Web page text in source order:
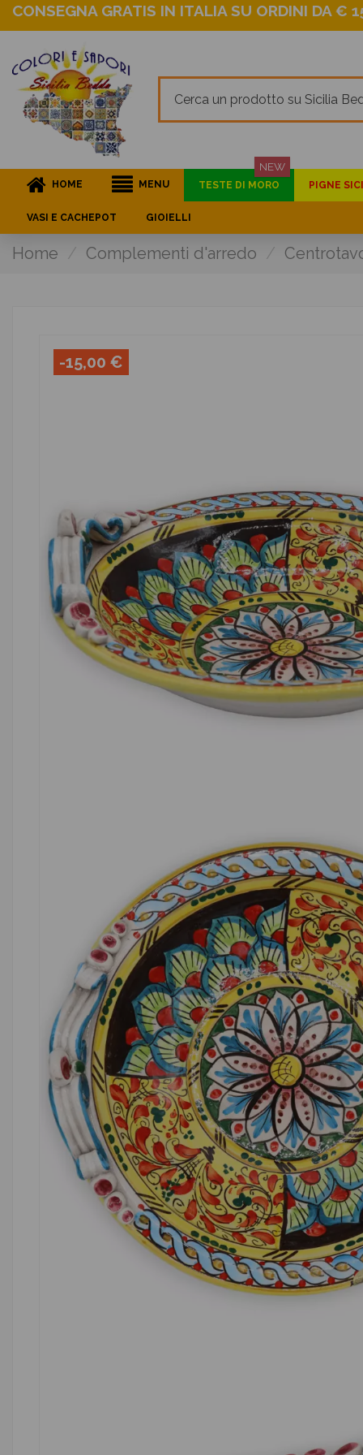
CONSEGNA GRATIS IN ITALIA SU ORDINI DA €
HOME MENU TESTE DI MORO
NEW
PIGNE
VASI E CACHEPOT GIOIELLI
Home Complementi d'arredo
-15,00 €